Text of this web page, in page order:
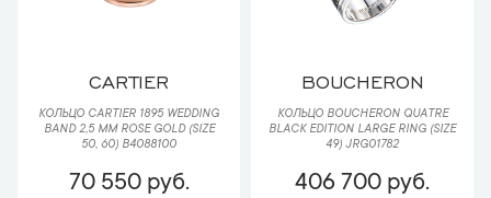
CARTIER
КОЛЬЦО CARTIER 1895 WEDDING
BAND 2,5 MM ROSE GOLD (SIZE
50, 60) B4088100
70 550 руб.
BOUCHERON
КОЛЬЦО BOUCHERON QUATRE
BLACK EDITION LARGE RING (SIZE
49) JRG01782
406 700 руб.